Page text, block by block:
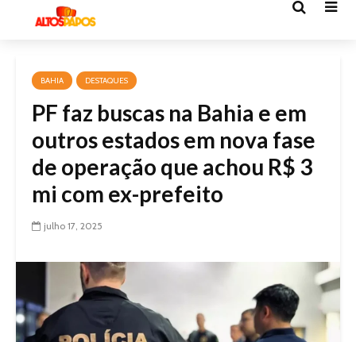
BAHIA DESTAQUES
PF faz buscas na Bahia e em
outros estados em nova fase
de operação que achou R$ 3
mi com ex-prefeito
julho 17, 2025